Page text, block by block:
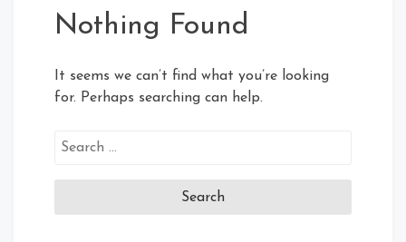
Nothing Found
It seems we can’t find what you’re looking
for. Perhaps searching can help.
Search